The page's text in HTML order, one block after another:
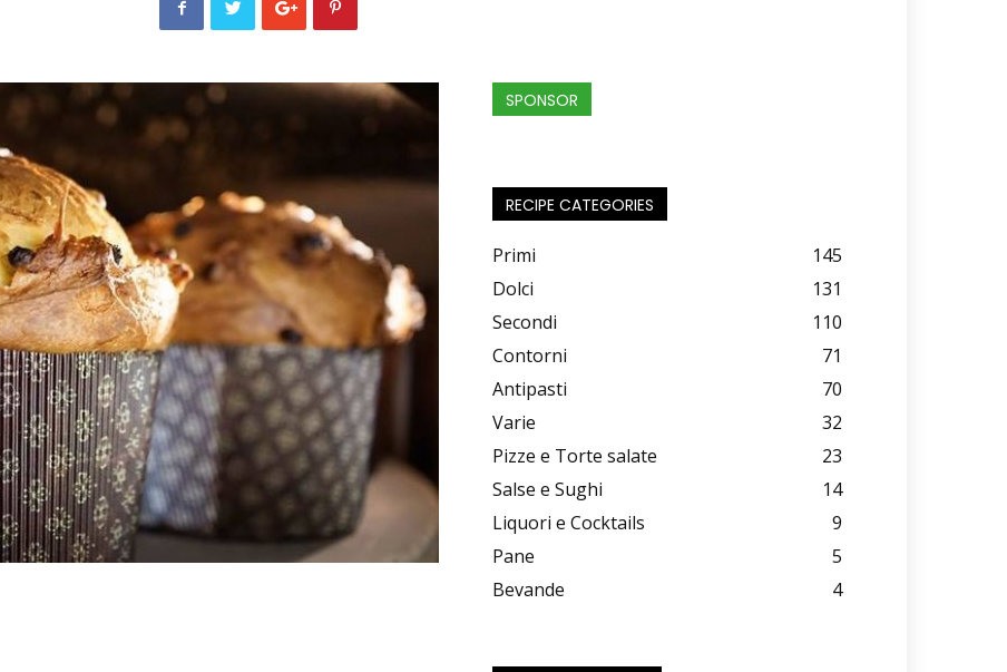
Sapori
SPONSOR
RECIPE CATEGORIES
Primi
145
Dolci
131
Secondi
110
Contorni
71
Antipasti
70
Varie
32
Pizze e Torte salate
23
Salse e Sughi
14
Liquori e Cocktails
9
Pane
5
Bevande
4